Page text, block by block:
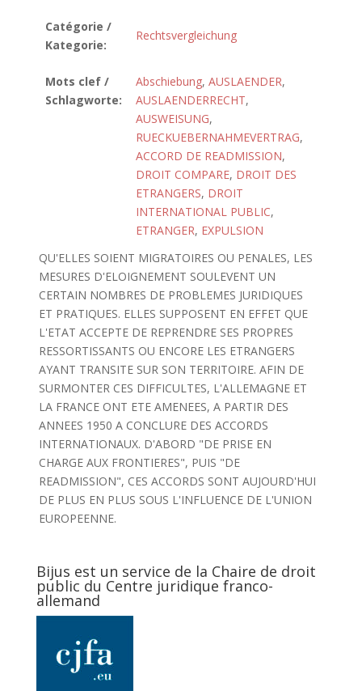
Catégorie /
Kategorie:
Rechtsvergleichung
Mots clef /
Schlagworte:
Abschiebung, AUSLAENDER,
AUSLAENDERRECHT,
AUSWEISUNG,
RUECKUEBERNAHMEVERTRAG,
ACCORD DE READMISSION,
DROIT COMPARE, DROIT DES
ETRANGERS, DROIT
INTERNATIONAL PUBLIC,
ETRANGER, EXPULSION
QU'ELLES SOIENT MIGRATOIRES OU PENALES, LES
MESURES D'ELOIGNEMENT SOULEVENT UN
CERTAIN NOMBRES DE PROBLEMES JURIDIQUES
ET PRATIQUES. ELLES SUPPOSENT EN EFFET QUE
L'ETAT ACCEPTE DE REPRENDRE SES PROPRES
RESSORTISSANTS OU ENCORE LES ETRANGERS
AYANT TRANSITE SUR SON TERRITOIRE. AFIN DE
SURMONTER CES DIFFICULTES, L'ALLEMAGNE ET
LA FRANCE ONT ETE AMENEES, A PARTIR DES
ANNEES 1950 A CONCLURE DES ACCORDS
INTERNATIONAUX. D'ABORD "DE PRISE EN
CHARGE AUX FRONTIERES", PUIS "DE
READMISSION", CES ACCORDS SONT AUJOURD'HUI
DE PLUS EN PLUS SOUS L'INFLUENCE DE L'UNION
EUROPEENNE.
Bijus est un service de la Chaire de droit
public du Centre juridique franco-
allemand